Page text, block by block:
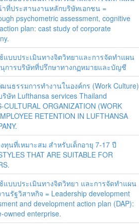
ที่ประสานงานหลักบริษัทเอกชน =
psychometric assessment, cognitive
plan: cast study of corporate
บบประเมินทางจิตวิทยาและการจัดทำแผน
การบริษัทที่ปรึกษาทางกฏหมายและบัญชี
นธรรมการทำงานในองค์กร (Work Culture)
ท Lufthansa services Thailand
CULTURAL ORGANIZATION (WORK
RETENTION IN LUFTHANSA
Y.
ทุนที่เหมาะสม สำหรับเด็กอายุ 7-17 ปี
THAT ARE SUITABLE FOR
บบประเมินทางจิตวิทยา และการจัดทำแผน
รัฐวิสาหกิจ = Leadership development
and development action plan (DAP):
owned enterprise.